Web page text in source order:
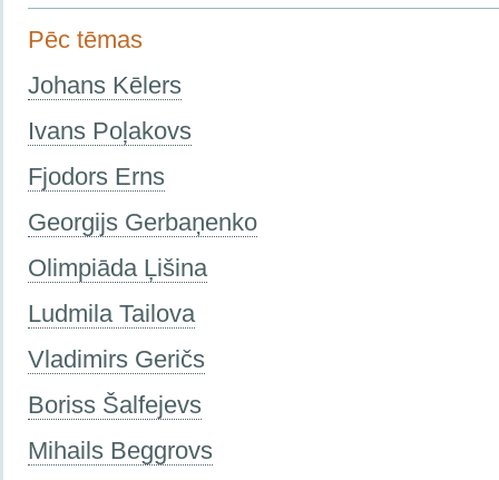
Pēc tēmas
Johans Kēlers
Ivans Poļakovs
Fjodors Erns
Georgijs Gerbaņenko
Olimpiāda Ļišina
Ludmila Tailova
Vladimirs Geričs
Boriss Šalfejevs
Mihails Beggrovs